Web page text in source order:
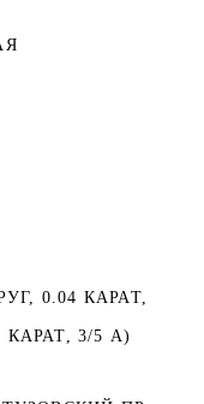
0.04 КАРАТ,
3/5 А)